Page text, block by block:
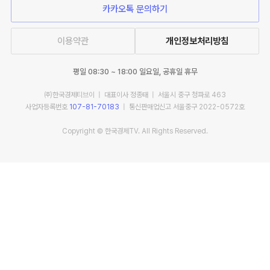
카카오톡 문의하기
이용약관 개인정보처리방침
평일 08:30 ~ 18:00 일요일, 공휴일 휴무
㈜한국경제티브이 | 대표이사 정종태 | 서울시 중구 청파로 463
사업자등록번호 107-81-70183 | 통신판매업신고 서울중구 2022-0572호
Copyright © 한국경제TV. All Rights Reserved.